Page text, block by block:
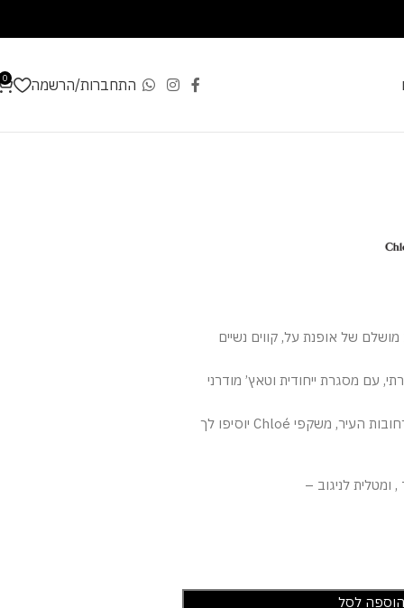
התחברות/הרשמה 0
של אופנת על, קווים נשיים
עם מסגרת ייחודית וטאץ’ מודרני
בין אם את על חוף הים או ברחובות העיר, משקפי Chloé יוסיפו לך
לניגוב –
הוספה לסל